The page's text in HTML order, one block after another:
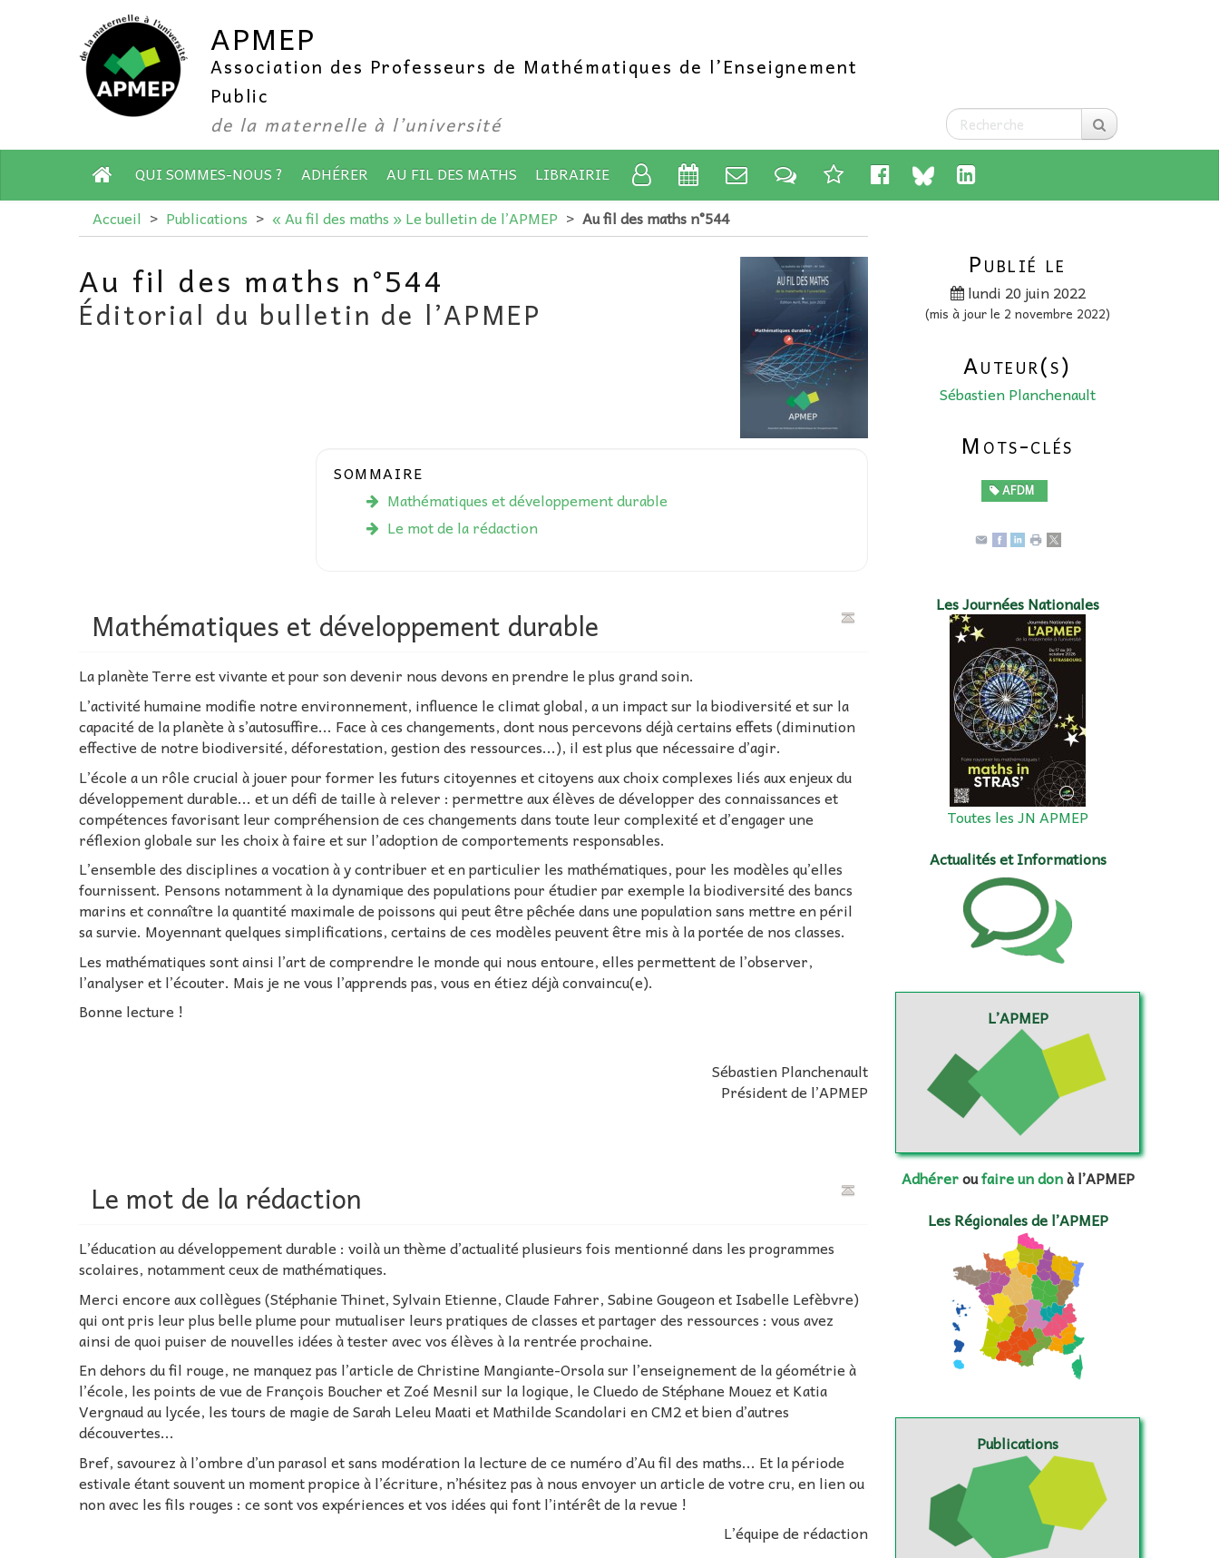
APMEP
Association des Professeurs de Mathématiques de l’Enseignement
Public
de la maternelle à l’université
QUI SOMMES-NOUS ? ADHÉRER AU FIL DES MATHS
LIBRAIRIE
Accueil > Publications > « Au fil des maths » Le bulletin de l’APMEP > Au fil des maths n°544
Au fil des maths n°544
Éditorial du bulletin de l’APMEP
SOMMAIRE
Mathématiques et développement durable
Le mot de la rédaction
Mathématiques et développement durable
La planète Terre est vivante et pour son devenir nous devons en prendre le plus grand soin.
L’activité humaine modifie notre environnement, influence le climat global, a un impact sur la biodiversité et sur la
capacité de la planète à s’autosuffire... Face à ces changements, dont nous percevons déjà certains effets (diminution
effective de notre biodiversité, déforestation, gestion des ressources...), il est plus que nécessaire d’agir.
L’école a un rôle crucial à jouer pour former les futurs citoyennes et citoyens aux choix complexes liés aux enjeux du
développement durable... et un défi de taille à relever : permettre aux élèves de développer des connaissances et
compétences favorisant leur compréhension de ces changements dans toute leur complexité et d’engager une
réflexion globale sur les choix à faire et sur l’adoption de comportements responsables.
L’ensemble des disciplines a vocation à y contribuer et en particulier les mathématiques, pour les modèles qu’elles
fournissent. Pensons notamment à la dynamique des populations pour étudier par exemple la biodiversité des bancs
marins et connaître la quantité maximale de poissons qui peut être pêchée dans une population sans mettre en péril
sa survie. Moyennant quelques simplifications, certains de ces modèles peuvent être mis à la portée de nos classes.
Les mathématiques sont ainsi l’art de comprendre le monde qui nous entoure, elles permettent de l’observer,
l’analyser et l’écouter. Mais je ne vous l’apprends pas, vous en étiez déjà convaincu(e).
Bonne lecture !
Sébastien Planchenault
Président de l’APMEP
Le mot de la rédaction
L’éducation au développement durable : voilà un thème d’actualité plusieurs fois mentionné dans les programmes
scolaires, notamment ceux de mathématiques.
Merci encore aux collègues (Stéphanie Thinet, Sylvain Etienne, Claude Fahrer, Sabine Gougeon et Isabelle Lefèbvre)
qui ont pris leur plus belle plume pour mutualiser leurs pratiques de classes et partager des ressources : vous avez
ainsi de quoi puiser de nouvelles idées à tester avec vos élèves à la rentrée prochaine.
En dehors du fil rouge, ne manquez pas l’article de Christine Mangiante-Orsola sur l’enseignement de la géométrie à
l’école, les points de vue de François Boucher et Zoé Mesnil sur la logique, le Cluedo de Stéphane Mouez et Katia
Vergnaud au lycée, les tours de magie de Sarah Leleu Maati et Mathilde Scandolari en CM2 et bien d’autres
découvertes...
Bref, savourez à l’ombre d’un parasol et sans modération la lecture de ce numéro d’Au fil des maths... Et la période
estivale étant souvent un moment propice à l’écriture, n’hésitez pas à nous envoyer un article de votre cru, en lien ou
non avec les fils rouges : ce sont vos expériences et vos idées qui font l’intérêt de la revue !
L’équipe de rédaction
Publié le
lundi 20 juin 2022
(mis à jour le 2 novembre 2022)
Auteur(s)
Sébastien Planchenault
Mots-clés
AFDM
Les Journées Nationales
Toutes les JN APMEP
Actualités et Informations
L’APMEP
Adhéreroufaire un donà l’APMEP
Les Régionales de l’APMEP
Publications